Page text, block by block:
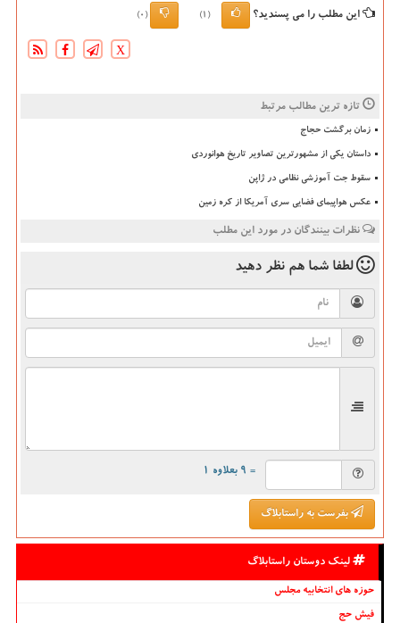
این مطلب را می پسندید؟ (1)
(0)
X
تازه ترین مطالب مرتبط
زمان برگشت حجاج
داستان یکی از مشهورترین تصاویر تاریخ هوانوردی
سقوط جت آموزشی نظامی در ژاپن
عکس هواپیمای فضایی سری آمریکا از کره زمین
نظرات بینندگان در مورد این مطلب
لطفا شما هم نظر دهید
= ۹ بعلاوه ۱
بفرست به راستابلاگ
لینک دوستان راستابلاگ
حوزه های انتخابیه مجلس
فیش حج